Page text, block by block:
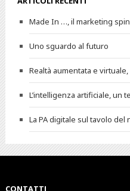
Made In …, il marketing
Uno sguardo al futuro
Realtà aumentata e
L’intelligenza artificiale, un
La PA digitale sul tavolo del
CONTATTI